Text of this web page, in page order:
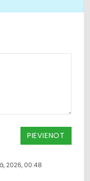
PIEVIENOT
2026, 00:48